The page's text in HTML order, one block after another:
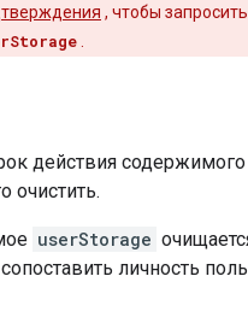
, чтобы
действия содержимого
очистить.
userStorage
личность